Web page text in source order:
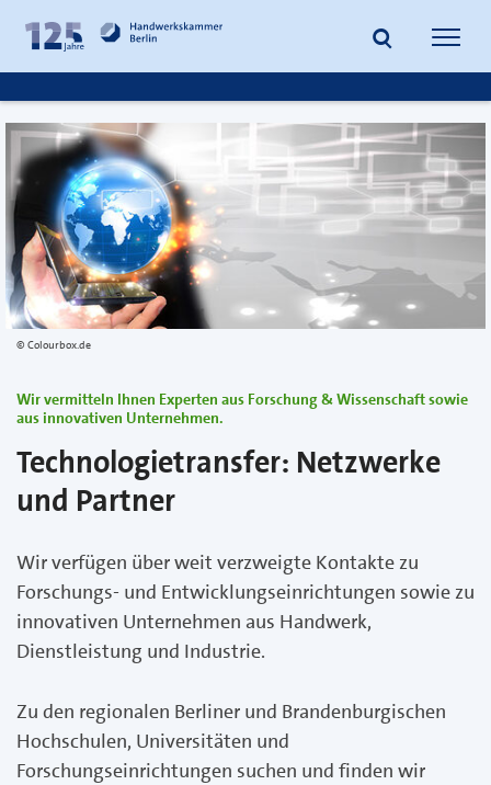
Inhalt
springen
Fußzeile
springen
Suche
Colourbox.de
Wir vermitteln Ihnen Experten aus Forschung & Wissenschaft sowie
aus innovativen Unternehmen.
Technologietransfer: Netzwerke
und Partner
Wir verfügen über weit verzweigte Kontakte zu
Forschungs- und Entwicklungseinrichtungen sowie zu
innovativen Unternehmen aus Handwerk,
Dienstleistung und Industrie.
Zu den regionalen Berliner und Brandenburgischen
Hochschulen, Universitäten und
Forschungseinrichtungen suchen und finden wir